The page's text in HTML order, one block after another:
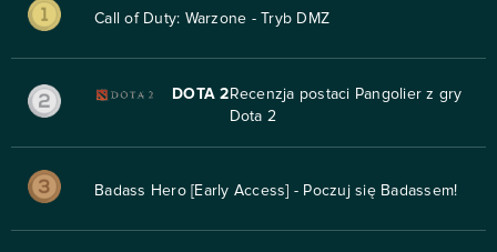
Call of Duty: Warzone - Tryb DMZ
DOTA 2 Recenzja postaci Pangolier z gry
Dota 2
Badass Hero [Early Access] - Poczuj się Badassem!